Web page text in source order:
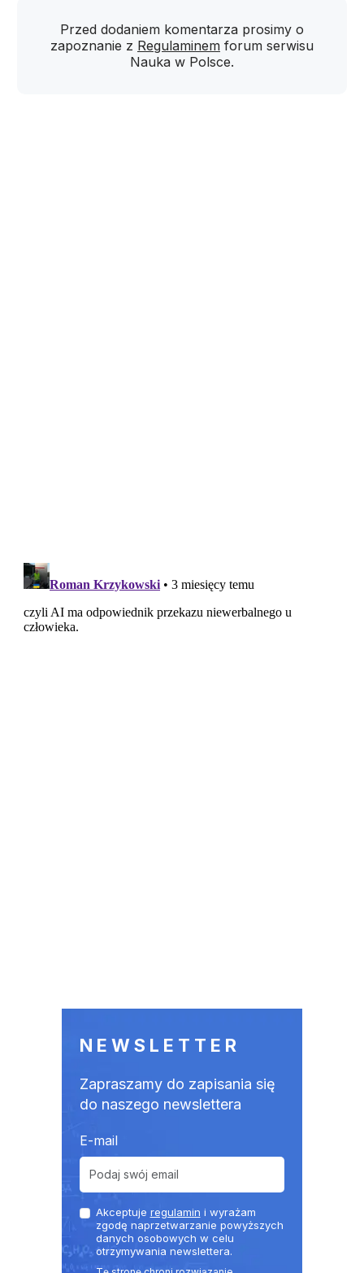
Przed dodaniem komentarza prosimy o
zapoznanie z Regulaminem forum serwisu
Nauka w Polsce.
NEWSLETTER
Zapraszamy do zapisania się
do naszego newslettera
E-mail
Akceptuje regulamin i wyrażam
zgodę naprzetwarzanie powyższych
danych osobowych w celu
otrzymywania newslettera.